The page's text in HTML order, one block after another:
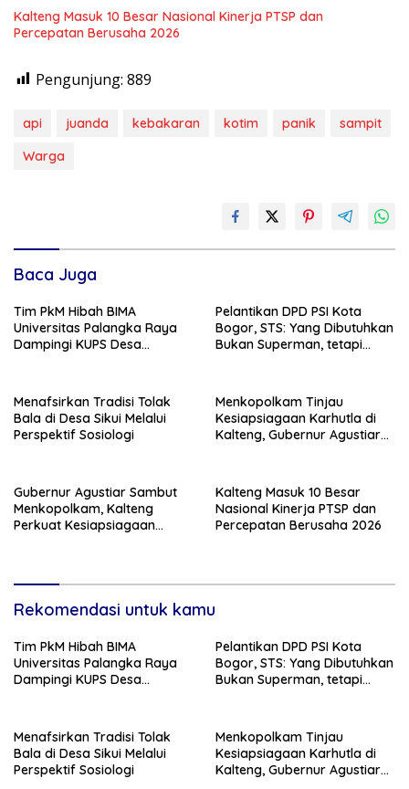
Kalteng Masuk 10 Besar Nasional Kinerja PTSP dan
Percepatan Berusaha 2026
Pengunjung: 889
api juanda kebakaran kotim panik
sampit
Warga
Baca Juga
Tim PkM Hibah BIMA
Universitas Palangka Raya
Dampingi KUPS Desa
Pelantikan DPD PSI Kota
Bogor, STS: Yang Dibutuhkan
Bukan Superman, tetapi
Menafsirkan Tradisi Tolak
Bala di Desa Sikui Melalui
Perspektif Sosiologi
Menkopolkam Tinjau
Kesiapsiagaan Karhutla di
Kalteng, Gubernur Agustiar
Gubernur Agustiar Sambut
Menkopolkam, Kalteng
Perkuat Kesiapsiagaan
Kalteng Masuk 10 Besar
Nasional Kinerja PTSP dan
Percepatan Berusaha 2026
Rekomendasi untuk kamu
Tim PkM Hibah BIMA
Universitas Palangka Raya
Dampingi KUPS Desa
Pelantikan DPD PSI Kota
Bogor, STS: Yang Dibutuhkan
Bukan Superman, tetapi
Menafsirkan Tradisi Tolak
Bala di Desa Sikui Melalui
Perspektif Sosiologi
Menkopolkam Tinjau
Kesiapsiagaan Karhutla di
Kalteng, Gubernur Agustiar